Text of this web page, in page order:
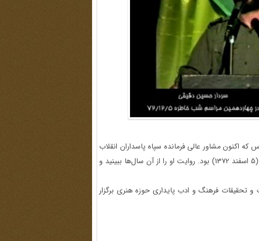
اکنون مشاور عالی فرمانده سپاه پاسداران انقلاب
اسلامی است، مهمان چهاردهمین برنامه شب خاطره (5 اسفند 1372) بود. روایت او را از آن سال‌ها ببینید و
و تحقیقات فرهنگ و ادب پایداری حوزه هنری برگزار